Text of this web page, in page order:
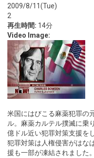
2009/8/11(Tue)
2
再生時間: 14分
Video Image:
米国にはびこる麻薬犯罪の
ル。麻薬カルテル撲滅に乗
億ドル近い犯罪対策支援を
犯罪対策は人権侵害がはな
援も一部が凍結されました